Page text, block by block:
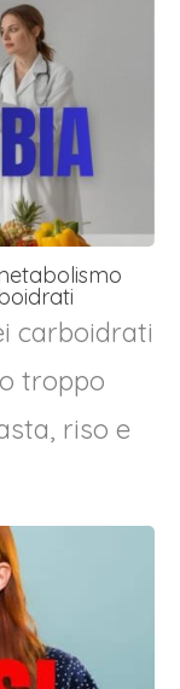
carboidrati
troppo
riso e